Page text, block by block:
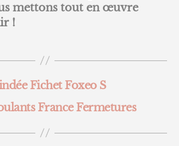
mettons tout en œuvre
!
Fichet Foxeo S
France Fermetures